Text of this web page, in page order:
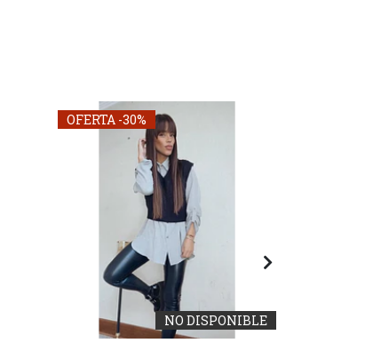
OFERTA -30%
NO DISPONIBLE